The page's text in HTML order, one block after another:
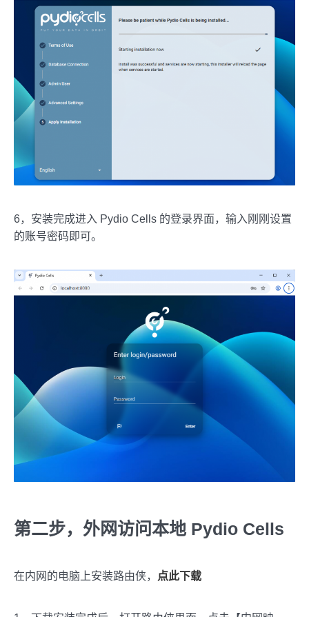
6，安装完成进入 Pydio Cells 的登录界面，输入刚刚设置
的账号密码即可。
第二步，外网访问本地 Pydio Cells
在内网的电脑上安装路由侠， 点此下载